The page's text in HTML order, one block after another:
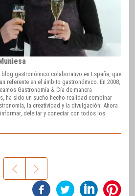
blog gastronómico colaborativo en España, que
referente en el ámbito gastronómico. En 2008,
Gastronomía & Cía de manera
ha sido un sueño hecho realidad combinar
la creatividad y la divulgación. Ahora
deleitar y conectar con todos los